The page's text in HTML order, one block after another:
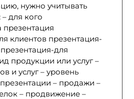
нужно учитывать
для кого
презентация
клиентов презентация-
для
продукции или услуг –
и услуг – уровень
– продажи –
– продвижение –